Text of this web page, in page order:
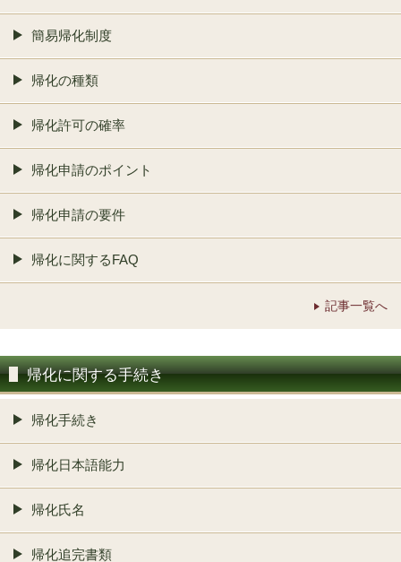
簡易帰化制度
帰化の種類
帰化許可の確率
帰化申請のポイント
帰化申請の要件
帰化に関するFAQ
記事一覧へ
帰化に関する手続き
帰化手続き
帰化日本語能力
帰化氏名
帰化追完書類